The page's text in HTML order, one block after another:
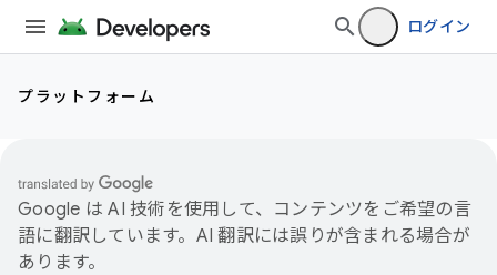
ログイン
プラットフォーム
Google は AI 技術を使用して、コンテンツをご希望の言
語に翻訳しています。AI 翻訳には誤りが含まれる場合が
あります。